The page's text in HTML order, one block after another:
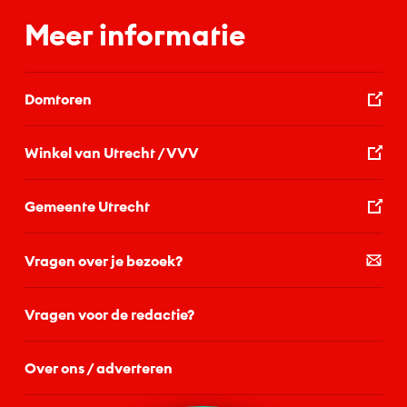
Meer informatie
Domtoren
Winkel van Utrecht / VVV
Gemeente Utrecht
Vragen over je bezoek?
Vragen voor de redactie?
Over ons / adverteren